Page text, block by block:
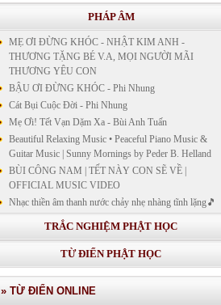
PHÁP ÂM
MẸ ƠI ĐỪNG KHÓC - NHẬT KIM ANH -
THƯƠNG TẶNG BÉ V.A, MỌI NGƯỜI MÃI
THƯƠNG YÊU CON
BẬU ƠI ĐỪNG KHÓC - Phi Nhung
Cát Bụi Cuộc Đời - Phi Nhung
Mẹ Ơi! Tết Vạn Dặm Xa - Bùi Anh Tuấn
Beautiful Relaxing Music • Peaceful Piano Music &
Guitar Music | Sunny Mornings by Peder B. Helland
BÙI CÔNG NAM | TẾT NÀY CON SẼ VỀ |
OFFICIAL MUSIC VIDEO
Nhạc thiền âm thanh nước chảy nhẹ nhàng tĩnh lặng🎵
Nhạc thiền lặng tâm
KINH BẢN NGUYỆN CÔNG ĐỨC DƯỢC SƯ
LƯU LY QUANG NHƯ LAI"
GIẢNG GIẢI KINH DƯỢC SƯ - BÀI 14/ GIẢNG
GIẢI KINH BẢN NGUYỆN CÔNG ĐỨC DƯỢC
TRẮC NGHIỆM PHẬT HỌC
TỪ ĐIỂN PHẬT HỌC
» TỪ ĐIỂN ONLINE